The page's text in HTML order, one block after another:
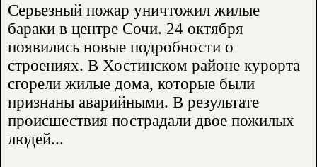
Серьезный пожар уничтожил жилые
бараки в центре Сочи. 24 октября
появились новые подробности о
строениях. В Хостинском районе курорта
сгорели жилые дома, которые были
признаны аварийными. В результате
происшествия пострадали двое пожилых
людей...